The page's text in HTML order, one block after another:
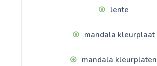
lente
mandala kleurplaat
mandala kleurplaten